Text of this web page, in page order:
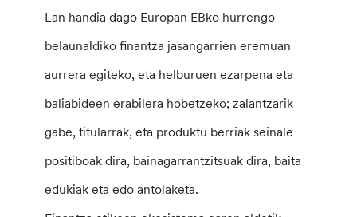
Lan handia dago Europan EBko hurrengo
belaunaldiko finantza jasangarrien eremuan
aurrera egiteko, eta helburuen ezarpena eta
baliabideen erabilera hobetzeko; zalantzarik
gabe, titularrak, eta produktu berriak seinale
positiboak dira, bainagarrantzitsuak dira, baita
edukiak eta edo antolaketa.